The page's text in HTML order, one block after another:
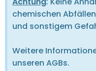
chemischen
und sonstigem
Weitere
unseren AGBs.